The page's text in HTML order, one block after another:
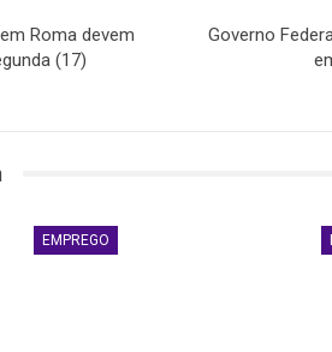
Roma devem
(17)
Governo
EMPREGO